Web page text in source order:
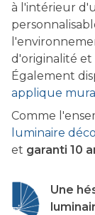
à l'intérieur
d'originalité et
Également
applique
Comme
luminaire
et garanti 10
Une